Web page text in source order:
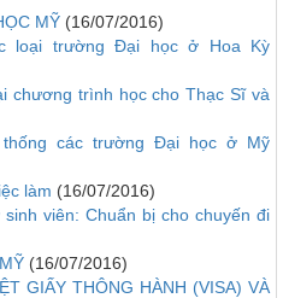
MỸ (16/07/2016)
loại trường Đại học ở Hoa Kỳ
chương trình học cho Thạc Sĩ và
các trường Đại học ở Mỹ
làm (16/07/2016)
viên: Chuẩn bị cho chuyến đi
(16/07/2016)
GIẤY THÔNG HÀNH (VISA) VÀ